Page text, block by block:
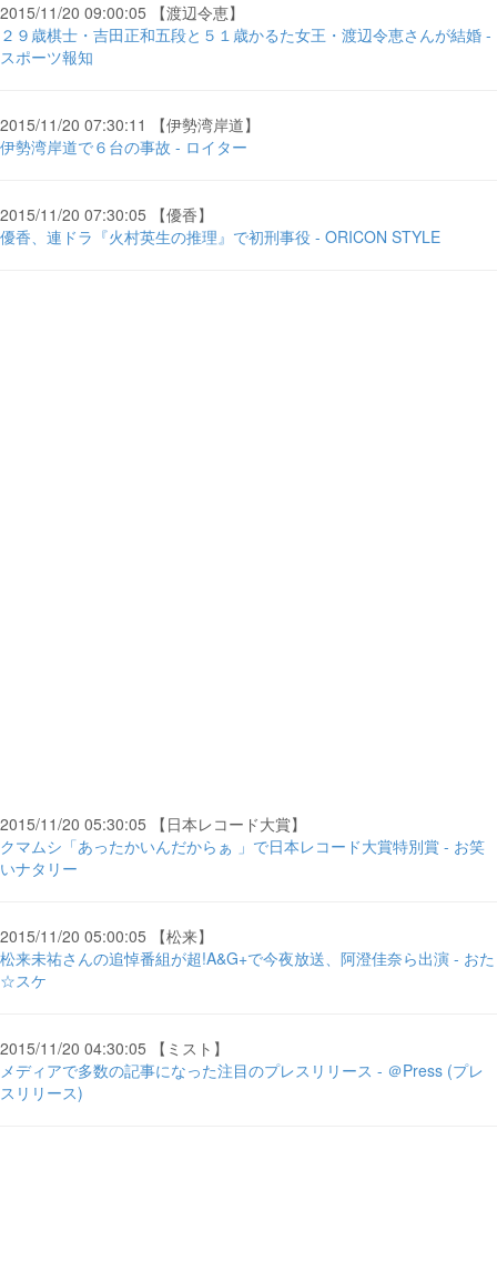
2015/11/20 09:00:05 【渡辺令恵】
２９歳棋士・吉田正和五段と５１歳かるた女王・渡辺令恵さんが結婚 -
スポーツ報知
2015/11/20 07:30:11 【伊勢湾岸道】
伊勢湾岸道で６台の事故 - ロイター
2015/11/20 07:30:05 【優香】
優香、連ドラ『火村英生の推理』で初刑事役 - ORICON STYLE
2015/11/20 05:30:05 【日本レコード大賞】
クマムシ「あったかいんだからぁ 」で日本レコード大賞特別賞 - お笑
いナタリー
2015/11/20 05:00:05 【松来】
松来未祐さんの追悼番組が超!A&G+で今夜放送、阿澄佳奈ら出演 - おた
☆スケ
2015/11/20 04:30:05 【ミスト】
メディアで多数の記事になった注目のプレスリリース - ＠Press (プレ
スリリース)